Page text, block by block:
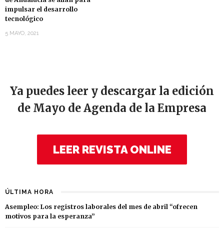
impulsar el desarrollo
tecnológico
5 MAYO, 2021
Ya puedes leer y descargar la edición
de Mayo de Agenda de la Empresa
LEER REVISTA ONLINE
ÚLTIMA HORA
Asempleo: Los registros laborales del mes de abril “ofrecen
motivos para la esperanza”